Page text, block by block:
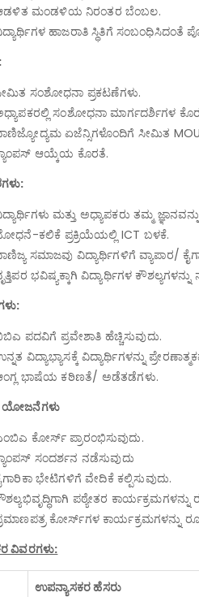
ಮಂಡಳಿಯ ನಿರಂತರ ಬೆಂಬಲ.
ಹಾಜರಾತಿ ಸ್ಥಿತಿಗೆ ಸಂಬಂಧಿಸಿದಂತೆ
ಸಂಶೋಧನಾ ಪ್ರಕಟಣೆಗಳು.
ಸಂಶೋಧನಾ ಮಾರ್ಗದರ್ಶಿಗಳ
ಏಜೆನ್ಸಿಗಳೊಂದಿಗೆ ಸೀಮಿತ
ಆಯ್ಕೆಯ ಕೊರತೆ.
ಮತ್ತು ಅಧ್ಯಾಪಕರು ತಮ್ಮ
ಕಲಿಕೆ ಪ್ರಕ್ರಿಯೆಯಲ್ಲಿ ICT ಬಳಕೆ.
ಸಮಾಜವು ವಿದ್ಯಾರ್ಥಿಗಳಿಗೆ ವ್ಯಾಪಾರ/
ಭವಿಷ್ಯಕ್ಕಾಗಿ ವಿದ್ಯಾರ್ಥಿಗಳ ಕೌಶಲ್ಯಗಳನ್ನು
ಪದವಿಗೆ ಪ್ರವೇಶಾತಿ ಹೆಚ್ಚಿಸುವುದು.
ವಿದ್ಯಾಭ್ಯಾಸಕ್ಕೆ ವಿದ್ಯಾರ್ಥಿಗಳನ್ನು
ಭಾಷೆಯ ಕಠಿಣತೆ/ ಅಡೆತಡೆಗಳು.
ಕೋರ್ಸ್ ಪ್ರಾರಂಭಿಸುವುದು.
ಸಂದರ್ಶನ ನಡೆಸುವುದು
ಭೇಟಿಗಳಿಗೆ ವೇದಿಕೆ ಕಲ್ಪಿಸುವುದು.
ಪಠ್ಯೇತರ ಕಾರ್ಯಕ್ರಮಗಳನ್ನು
ಕೋರ್ಸ್‌ಗಳಕಾರ್ಯಕ್ರಮಗಳನ್ನು
ವಿವರಗಳು:
ಉಪನ್ಯಾಸಕರ ಹೆಸರು